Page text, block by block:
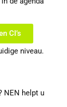
CI’s
niveau.
NEN helpt u